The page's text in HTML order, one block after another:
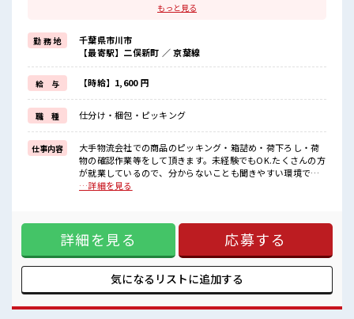
制服があるので、
毎日の服装の悩み解消♪
≪初めての仕事だけど自分にもできそう≫
新しいことにチャレンジするのは不安だけど、
しっかり働く環境が整っています！
イチからスキルUP・ステップUP目指していきましょう！
≪自分に向いている仕事が探せる≫
困った事などがあれば、
担当がしっかりサポートします！
■職場の雰囲気
一息つける休憩スペースもあります！
職場にはロッカー完備！
プライベートも謳歌できる☆
もっと見る
勤 務 地
千葉県市川市
【最寄駅】二俣新町 ／ 京葉線
給 与 【時給】1,600 円
職 種 仕分け・梱包・ピッキング
仕事内容
大手物流会社での商品のピッキング・箱詰め・荷下ろし・荷
物の確認作業等をして頂きます。未経験でもOK.たくさんの方
が就業しているので、分からないことも聞きやすい環境で
す。 ■お仕事PR ≪プライベートが充実する≫ 場合によっては
初めての仕事だけど自分にもできそう≫ 新しいことにチャレ
ンジするのは不安だけど、 しっかり働く環境が整っていま
す！ イチからスキルUP・ステップUP目指していきましょ
う！ ≪自分に向いている仕事が探せる≫ 困った事などがあれ
ば、 担当がしっかりサポートします！ ■職場の雰囲気 一息つ
ける休憩スペースもあります！ 職場にはロッカー完備！ 私物
ライベートも謳歌できる☆
…詳細を見る
詳細を見る 応募する
気になるリストに追加する